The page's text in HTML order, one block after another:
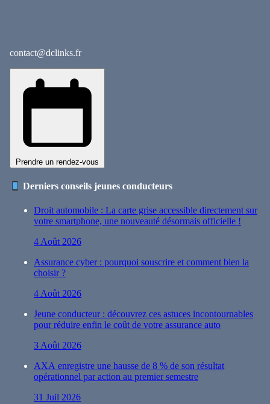
contact@dclinks.fr
Prendre un rendez-vous
Derniers conseils jeunes conducteurs
Droit automobile : La carte grise accessible directement sur
votre smartphone, une nouveauté désormais officielle !
4 Août 2026
Assurance cyber : pourquoi souscrire et comment bien la
choisir ?
4 Août 2026
Jeune conducteur : découvrez ces astuces incontournables
pour réduire enfin le coût de votre assurance auto
3 Août 2026
AXA enregistre une hausse de 8 % de son résultat
opérationnel par action au premier semestre
31 Juil 2026